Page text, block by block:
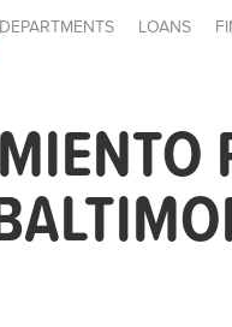
DEPARTMENTS LOANS